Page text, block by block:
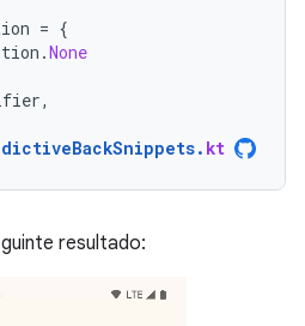
= {
.None
,
. kt
resultado: